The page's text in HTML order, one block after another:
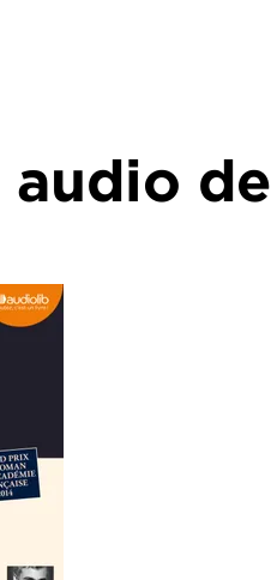
audio